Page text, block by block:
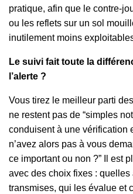
pratique, afin que le contre-
ou les reflets sur un sol
inutilement moins
Le suivi fait toute la
l’alerte ?
Vous tirez le meilleur parti
ne restent pas de “simples
conduisent à une vérification
n’avez alors pas à vous
ce important ou non ?” Il est
avec des choix fixes :
transmises, qui les évalue et